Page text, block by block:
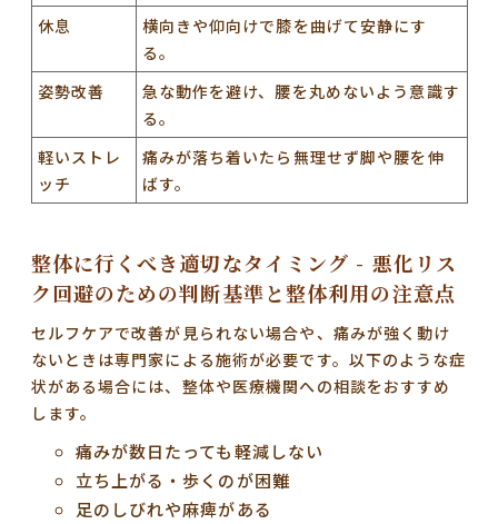
休息
横向きや仰向けで膝を曲げて安静にす
る。
姿勢改善
急な動作を避け、腰を丸めないよう意識す
る。
軽いストレ
ッチ
痛みが落ち着いたら無理せず脚や腰を伸
ばす。
整体に行くべき適切なタイミング - 悪化リス
ク回避のための判断基準と整体利用の注意点
セルフケアで改善が見られない場合や、痛みが強く動け
ないときは専門家による施術が必要です。以下のような症
状がある場合には、整体や医療機関への相談をおすすめ
します。
痛みが数日たっても軽減しない
立ち上がる・歩くのが困難
足のしびれや麻痺がある